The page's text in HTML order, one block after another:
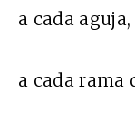
a cada aguja,
a cada rama